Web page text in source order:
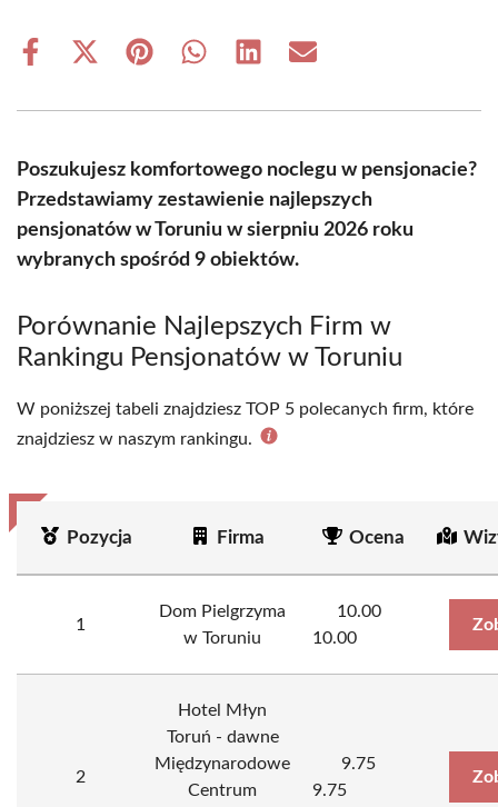
Share
Share
(Twitter)
Share Share Share Share
Poszukujesz komfortowego noclegu w pensjonacie?
Przedstawiamy zestawienie najlepszych
pensjonatów w Toruniu w sierpniu 2026 roku
wybranych spośród 9 obiektów.
Porównanie Najlepszych Firm w
Rankingu Pensjonatów w Toruniu
W poniższej tabeli znajdziesz TOP 5 polecanych firm, które
znajdziesz w naszym rankingu.
Pozycja Firma Ocena
1
Dom Pielgrzyma
w Toruniu
10.00
10.00
2
Hotel Młyn
Toruń - dawne
Międzynarodowe
Centrum
9.75
9.75